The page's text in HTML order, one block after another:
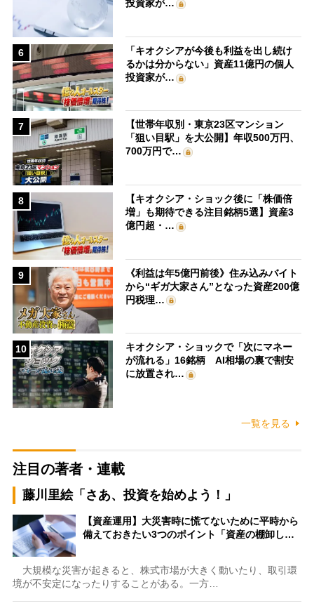
投資家が…
6
「キオクシアが今後も利益を出し続け
るかは分からない」資産11億円の個人
投資家が…
7
【世帯年収別・東京23区マンション
「狙い目駅」を大公開】年収500万円、
700万円で…
8
【キオクシア・ショック後に「株価倍
増」も期待できる注目銘柄5選】資産3
億円超・…
9
《利益は年5億円前後》住み込みバイト
から“ギガ大家さん”となった資産200億
円税理…
10
キオクシア・ショックで「次にマネー
が流れる」16銘柄 AI相場の裏で割安
に放置され…
一覧を見る
注目の著者・連載
藤川里絵「さあ、投資を始めよう！」
【資産運用】大災害時に慌てないために平時から
備えておきたい3つのポイント「資産の棚卸し…
大規模な災害が起きると、株式市場が大きく動いたり、取引環
境が不安定になったりすることがある。一方…